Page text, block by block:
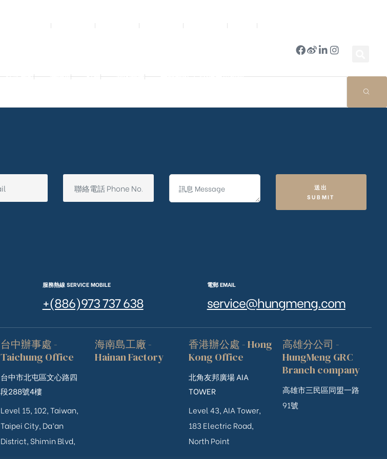
3D數位設計院 規劃設計 工程實績 新聞中心 公司簡報 商店
法式御墅 購物車 結帳 我的帳號 豪門國際 ｜ 50週年里程碑
送出
SUBMIT
服務熱線 SERVICE MOBILE
+(886)973 737 638
電郵 EMAIL
service@hungmeng.com
台中辦事處 -
Taichung Office
台中市北屯區文心路四
段288號4樓
Level 15, 102, Taiwan,
Taipei City, Da’an
District, Shimin Blvd,
海南島工廠 -
Hainan Factory
香港辦公處 - Hong
Kong Office
北角友邦廣場 AIA
TOWER
Level 43, AIA Tower,
183 Electric Road,
North Point
高雄分公司 -
HungMeng GRC
Branch company
高雄市三民區同盟一路
91號